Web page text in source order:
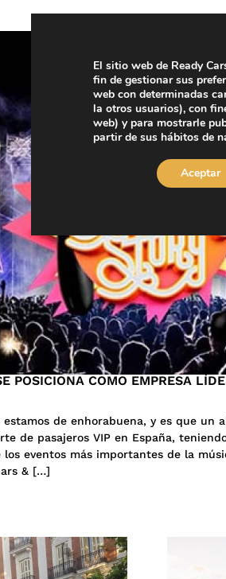
POSICIONA COMO EMPRESA
estamos de enhorabuena, y es que un
de pasajeros VIP en España,
eventos más importantes de la
& […]
El sitio web de Ready
fin de gestionar sus
web con determinadas
la otros usuarios), con
web) y para mostrarle
partir de sus hábitos de
Aceptar